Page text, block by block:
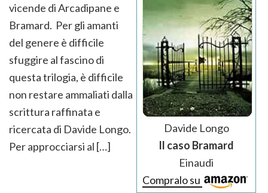
Davide Longo
Il caso Bramard
Einaudi
Compralo su
vicende di Arcadipane e
Bramard. Per gli amanti
del genere è difficile
sfuggire al fascino di
questa trilogia, è difficile
non restare ammaliati dalla
scrittura raffinata e
ricercata di Davide Longo.
Per approcciarsi al […]